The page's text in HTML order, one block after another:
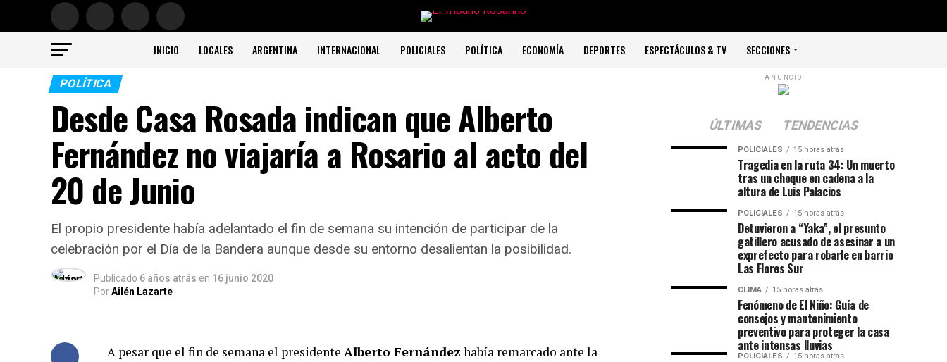
INICIO LOCALES ARGENTINA INTERNACIONAL POLICIALES POLÍTICA ECONOMÍA DEPORTES ESPECTÁCULOS & TV SECCIONES
POLÍTICA
Desde Casa Rosada indican que Alberto
Fernández no viajaría a Rosario al acto del
20 de Junio
El propio presidente había adelantado el fin de semana su intención de participar de la
celebración por el Día de la Bandera aunque desde su entorno desalientan la posibilidad.
Publicado 6 años atrás en 16 junio 2020
PorAilén Lazarte
A pesar que el fin de semana el presidente Alberto Fernández había remarcado ante la
ANUNCIO
ÚLTIMAS TENDENCIAS
POLICIALES 15 horas atrás
Tragedia en la ruta 34: Un muerto
tras un choque en cadena a la
altura de Luis Palacios
POLICIALES 15 horas atrás
Detuvieron a “Yaka”, el presunto
gatillero acusado de asesinar a un
exprefecto para robarle en barrio
Las Flores Sur
CLIMA 15 horas atrás
Fenómeno de El Niño: Guía de
consejos y mantenimiento
preventivo para proteger la casa
ante intensas lluvias
POLICIALES 15 horas atrás